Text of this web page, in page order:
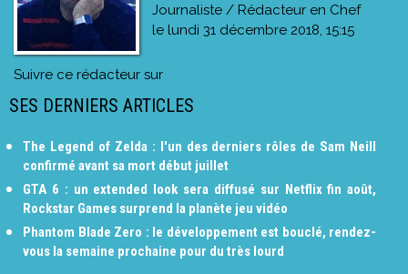
Journaliste / Rédacteur en Chef
le lundi 31 décembre 2018, 15:15
Suivre ce rédacteur sur
SES DERNIERS ARTICLES
The Legend of Zelda : l'un des derniers rôles de Sam Neill
confirmé avant sa mort début juillet
GTA 6 : un extended look sera diffusé sur Netflix fin août,
Rockstar Games surprend la planète jeu vidéo
Phantom Blade Zero : le développement est bouclé, rendez-
vous la semaine prochaine pour du très lourd